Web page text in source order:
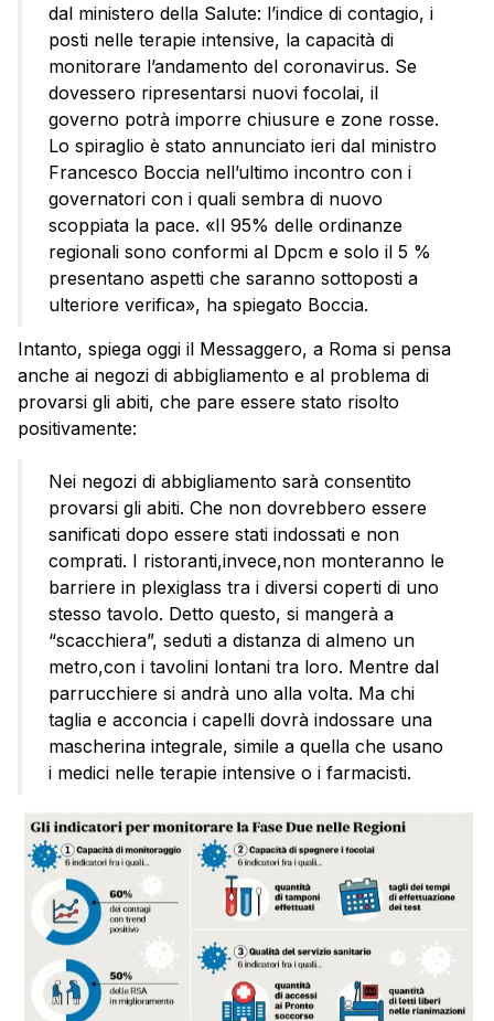
dal ministero della Salute: l’indice di contagio, i
posti nelle terapie intensive, la capacità di
monitorare l’andamento del coronavirus. Se
dovessero ripresentarsi nuovi focolai, il
governo potrà imporre chiusure e zone rosse.
Lo spiraglio è stato annunciato ieri dal ministro
Francesco Boccia nell’ultimo incontro con i
governatori con i quali sembra di nuovo
scoppiata la pace. «Il 95% delle ordinanze
regionali sono conformi al Dpcm e solo il 5 %
presentano aspetti che saranno sottoposti a
ulteriore verifica», ha spiegato Boccia.
Intanto, spiega oggi il Messaggero, a Roma si pensa
anche ai negozi di abbigliamento e al problema di
provarsi gli abiti, che pare essere stato risolto
positivamente:
Nei negozi di abbigliamento sarà consentito
provarsi gli abiti. Che non dovrebbero essere
sanificati dopo essere stati indossati e non
comprati. I ristoranti,invece,non monteranno le
barriere in plexiglass tra i diversi coperti di uno
stesso tavolo. Detto questo, si mangerà a
“scacchiera”, seduti a distanza di almeno un
metro,con i tavolini lontani tra loro. Mentre dal
parrucchiere si andrà uno alla volta. Ma chi
taglia e acconcia i capelli dovrà indossare una
mascherina integrale, simile a quella che usano
i medici nelle terapie intensive o i farmacisti.